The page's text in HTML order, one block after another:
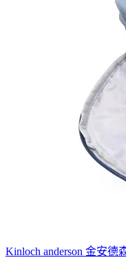
Kinloch anderson 金安德